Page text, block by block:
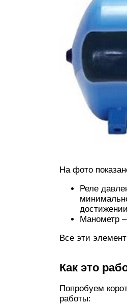
На фото
Реле
Манометр
Все эти
Как это
Попробуем
работы: